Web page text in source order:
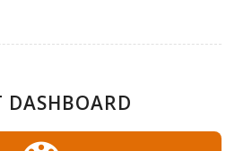
DASHBOARD